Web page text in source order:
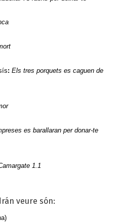
: Els tres porquets es caguen de
es barallaran per donar-te
1.1
veure són: